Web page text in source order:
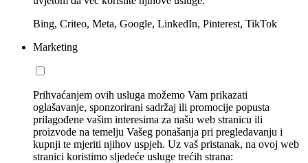
Bing, Criteo, Meta, Google, LinkedIn, Pinterest, TikTok
Marketing
Prihvaćanjem ovih usluga možemo Vam prikazati
oglašavanje, sponzorirani sadržaj ili promocije popusta
prilagođene vašim interesima za našu web stranicu ili
proizvode na temelju Vašeg ponašanja pri pregledavanju i
kupnji te mjeriti njihov uspjeh. Uz vaš pristanak, na ovoj web
stranici koristimo sljedeće usluge trećih strana: